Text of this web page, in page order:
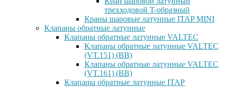
трехходовой T-образный
Краны шаровые латунные ITAP MINI
Клапаны обратные латунные
Клапаны обратные латунные VALTEC
Клапаны обратные латунные VALTEC
(VT.151) (ВВ)
Клапаны обратные латунные VALTEC
(VT.161) (ВВ)
Клапаны обратные латунные ITAP